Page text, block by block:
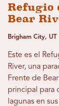
Refugio
Bear
Brigham City, UT
Este es el
River, una
Frente de
principal para
lagunas en